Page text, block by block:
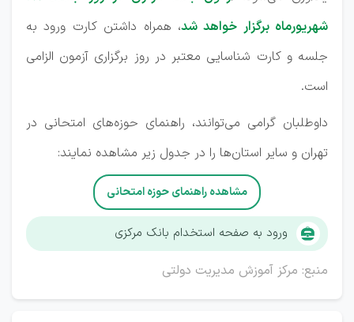
شهریورماه برگزار خواهد شد، همراه داشتن کارت ورود به
جلسه و کارت شناسایی معتبر در روز برگزاری آزمون الزامی
است.
داوطلبان گرامی می‌توانند، راهنمای حوزه‌های امتحانی در
تهران و سایر استان‌ها را در جدول زیر مشاهده نمایند:
مشاهده راهنمای حوزه امتحانی
ورود به صفحه استخدام بانک مرکزی
منبع: مرکز آموزش مدیریت دولتی